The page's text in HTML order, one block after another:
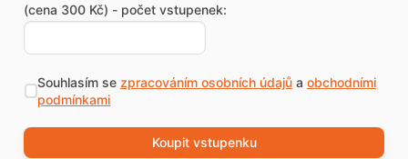
(cena 300 Kč) - počet vstupenek:
Souhlasím se zpracováním osobních údajůa obchodními
podmínkami
Koupit vstupenku